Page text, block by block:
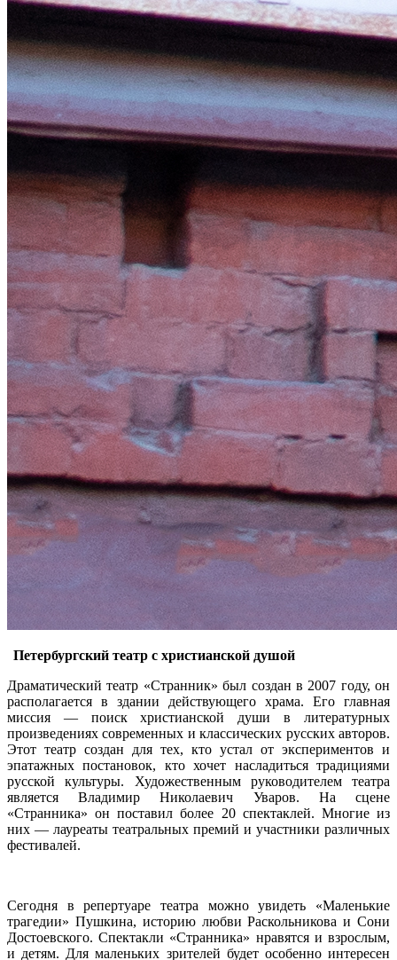
Петербургский театр с христианской душой
Драматический театр «Странник» был создан в 2007 году, он
располагается в здании действующего храма. Его главная
миссия — поиск христианской души в литературных
произведениях современных и классических русских авторов.
Этот театр создан для тех, кто устал от экспериментов и
эпатажных постановок, кто хочет насладиться традициями
русской культуры. Художественным руководителем театра
является Владимир Николаевич Уваров. На сцене
«Странника» он поставил более 20 спектаклей. Многие из
них — лауреаты театральных премий и участники различных
фестивалей.
Сегодня в репертуаре театра можно увидеть «Маленькие
трагедии» Пушкина, историю любви Раскольникова и Сони
Достоевского. Спектакли «Странника» нравятся и взрослым,
и детям. Для маленьких зрителей будет особенно интересен